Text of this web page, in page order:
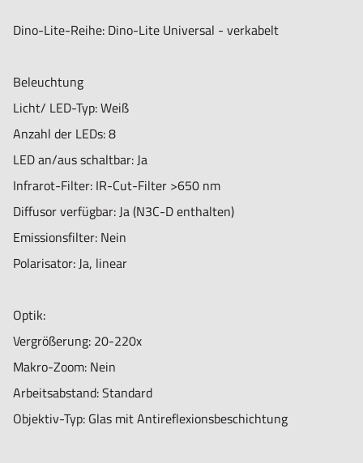
Schnittstelle: USB 2.0
höher
Enthaltene Software: DinoCapture 2.0 (Windows),
DinoXcope (Mac OS, kein EDOF, EDR)
WiFi: Wireless-fähig, erfordert den WF-20 Adapter
(optional)
Unterstützte Bildformate (Windows): BMP, GIF, PNG, JPG,
TIF, RAS, PNM, TGA, PCX, MNG, WBMP, JP2, JPC, PGX
Unterstützte Videoformate (Windows): WMV, FLV, SWF
Unterstützte Videoformate (MacOS): MOV
Bildgebungsstandards: DirectShow, UVC
Gehäuse:
Gehäusematerial: Komposit-/Kunststoffgehäuse
Dino-Lite-Reihe: Dino-Lite Universal - verkabelt
Beleuchtung
Licht/ LED-Typ: Weiß
Anzahl der LEDs: 8
LED an/aus schaltbar: Ja
Infrarot-Filter: IR-Cut-Filter >650 nm
Diffusor verfügbar: Ja (N3C-D enthalten)
Emissionsfilter: Nein
Polarisator: Ja, linear
Optik:
Vergrößerung: 20-220x
Makro-Zoom: Nein
Arbeitsabstand: Standard
Objektiv-Typ: Glas mit Antireflexionsbeschichtung